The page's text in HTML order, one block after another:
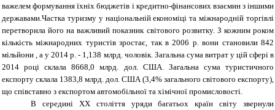
важелем формування їхніх бюджетів і кредитно-фінансових взаємин з іншими
державами.Частка туризму у національній економіці та міжнародній торгівлі
перетворила його на важливий показник світового розвитку. З кожним роком
кількість міжнародних туристів зростає, так в 2006 р. вони становили 842
мільйони , а у 2014 р. - 1,138 млрд. чоловік. Загальна сума витрат у цій сфері в
2014 році склала 8668,0 млрд. дол. США. Загальна сума туристичного
експорту склала 1383,8 млрд. дол. США (3,4% загального світового експорту),
що співставно з експортом автомобільної та хімічної промисловості.
В середині XX століття уряди багатьох країн світу звернули